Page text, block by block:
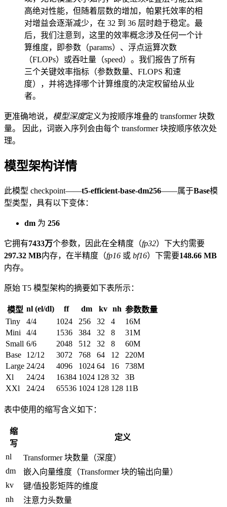
高绝对性能，但随着层数的增加，帕累托效率的相
对增益会逐渐减少，在 32 到 36 层时趋于稳定。最
后，我们注意到，这里的效率概念涉及任何一个计
算维度，即参数（params）、浮点运算次数
（FLOPs）或吞吐量（speed）。我们报告了所有
三个关键效率指标（参数数量、FLOPS 和速
度），并将选择哪个计算维度的决定权留给从业
者。
更准确地说， 模型深度定义为按顺序堆叠的 transformer 块数
量。 因此，词嵌入序列会由每个 transformer 块按顺序依次处
理。
模型架构详情
此模型 checkpoint——t5-efficient-base-dm256——属于Base模
型类型，具有以下变体：
dm 为 256
它拥有7433万个参数，因此在全精度（fp32）下大约需要
297.32 MB内存，在半精度（fp16 或 bf16）下需要148.66 MB
内存。
原始 T5 模型架构的摘要如下表所示：
模型 nl (el/dl) ff dm kv nh 参数数量
Tiny
4/4 1024 256 32 4
16M
Mini
4/4 1536 384 32 8
31M
Small 6/6 2048 512 32 8
60M
Base
12/12 3072 768 64 12
220M
Large 24/24 4096 1024 64 16
738M
Xl
24/24 16384 1024 128 32
3B
XXl
24/24 65536 1024 128 128 11B
表中使用的缩写含义如下：
缩
写
定义
nl
Transformer 块数量（深度）
dm
嵌入向量维度（Transformer 块的输出向量）
kv
键/值投影矩阵的维度
nh
注意力头数量